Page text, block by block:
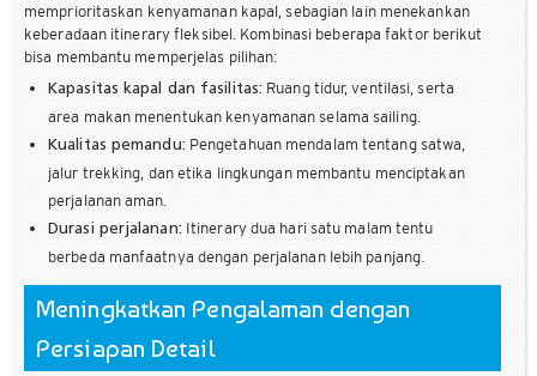
memprioritaskan kenyamanan kapal, sebagian lain menekankan
keberadaan itinerary fleksibel. Kombinasi beberapa faktor berikut
bisa membantu memperjelas pilihan:
Kapasitas kapal dan fasilitas: Ruang tidur, ventilasi, serta
area makan menentukan kenyamanan selama sailing.
Kualitas pemandu: Pengetahuan mendalam tentang satwa,
jalur trekking, dan etika lingkungan membantu menciptakan
perjalanan aman.
Durasi perjalanan: Itinerary dua hari satu malam tentu
berbeda manfaatnya dengan perjalanan lebih panjang.
Meningkatkan Pengalaman dengan
Persiapan Detail